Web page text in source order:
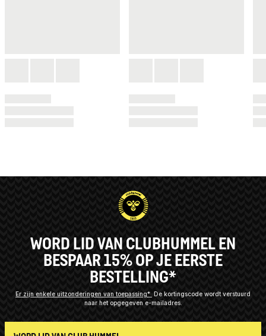
WORD LID VAN CLUBHUMMEL EN
BESPAAR 15% OP JE EERSTE
BESTELLING*
Er zijn enkele uitzonderingen van toepassing*
De kortingscode wordt verstuurd
naar het opgegeven e-mailadres.